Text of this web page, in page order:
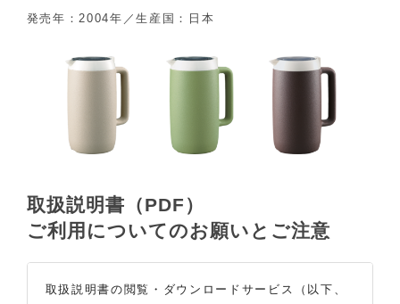
発売年：2004年／生産国：日本
取扱説明書（PDF）
ご利用についてのお願いとご注意
取扱説明書の閲覧・ダウンロードサービス（以下、